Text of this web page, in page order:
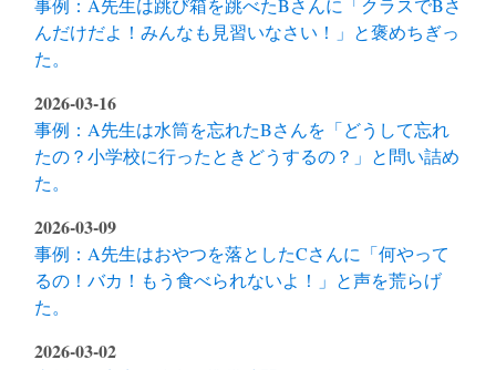
事例：A先生は跳び箱を跳べたBさんに「クラスでBさ
んだけだよ！みんなも見習いなさい！」と褒めちぎっ
た。
2026-03-16
事例：A先生は水筒を忘れたBさんを「どうして忘れ
たの？小学校に行ったときどうするの？」と問い詰め
た。
2026-03-09
事例：A先生はおやつを落としたCさんに「何やって
るの！バカ！もう食べられないよ！」と声を荒らげ
た。
2026-03-02